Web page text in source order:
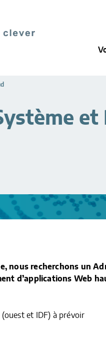
et
nous recherchons un
d’applications Web
et IDF) à prévoir